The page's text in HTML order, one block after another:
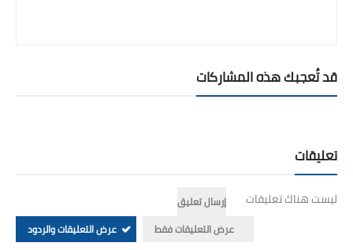
قد تُعجبك هذه المشاركات
تعليقات
ليست هناك تعليقات
إرسال تعليق
عرض التعليقات فقط
عرض التعليقات والردود